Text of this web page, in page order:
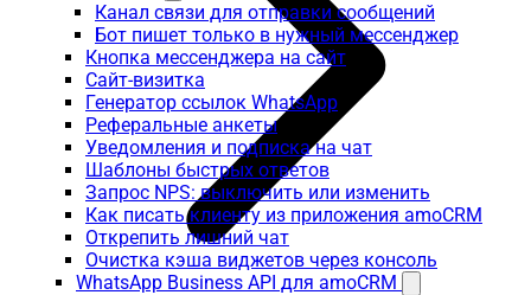
Канал связи для отправки сообщений
Бот пишет только в нужный мессенджер
Кнопка мессенджера на сайт
Сайт-визитка
Генератор ссылок WhatsApp
Реферальные анкеты
Уведомления и подписка на чат
Шаблоны быстрых ответов
Запрос NPS: выключить или изменить
Как писать клиенту из приложения amoCRM
Открепить лишний чат
Очистка кэша виджетов через консоль
WhatsApp Business API для amoCRM